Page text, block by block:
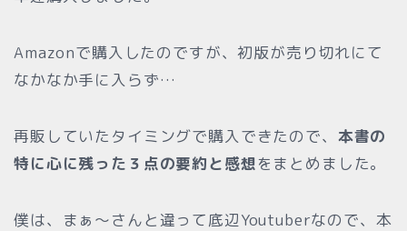
Amazonで購入したのですが、初版が売り切れにて
なかなか手に入らず…
再販していたタイミングで購入できたので、 本書の
特に心に残った３点の要約と感想をまとめました。
僕は、まぁ〜さんと違って底辺Youtuberなので、本